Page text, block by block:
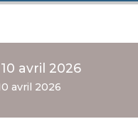
avril 2026
avril 2026